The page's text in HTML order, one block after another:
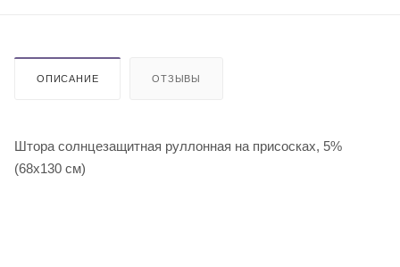
ОПИСАНИЕ ОТЗЫВЫ
Штора солнцезащитная руллонная на присосках, 5%
(68х130 см)